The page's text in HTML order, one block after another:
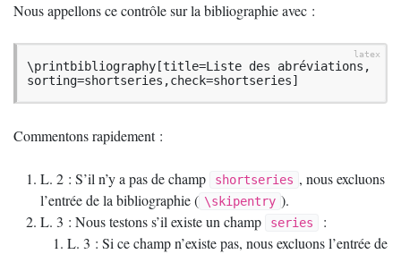
Nous appellons ce contrôle sur la bibliographie avec :
\printbibliography[title=Liste des abréviations,
sorting=shortseries,check=shortseries]
Commentons rapidement :
L. 2 : S’il n’y a pas de champ shortseries , nous excluons
l’entrée de la bibliographie ( \skipentry ).
L. 3 : Nous testons s’il existe un champ
series
:
L. 3 : Si ce champ n’existe pas, nous excluons l’entrée de